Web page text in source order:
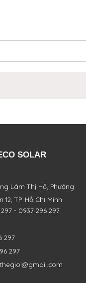
SOLAR
Lâm Thị Hố, Phường
TP. Hồ Chí Minh
- 0937 296 297
297
297